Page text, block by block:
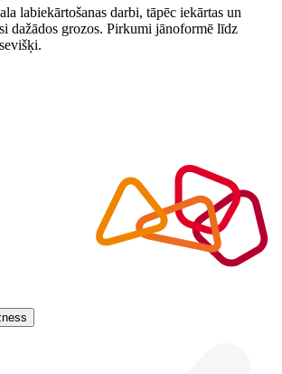
labiekārtošanas darbi, tāpēc iekārtas un
dažādos grozos. Pirkumi jānoformē līdz